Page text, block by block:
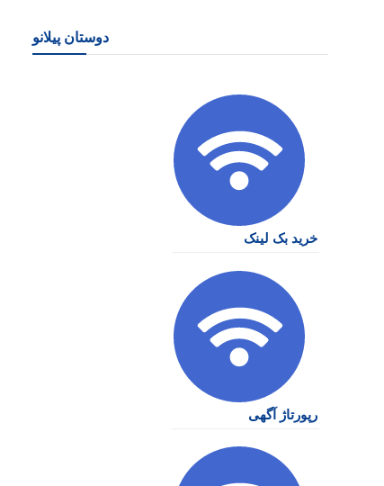
دوستان پیلانو
خرید بک لینک
رپورتاژ آگهی